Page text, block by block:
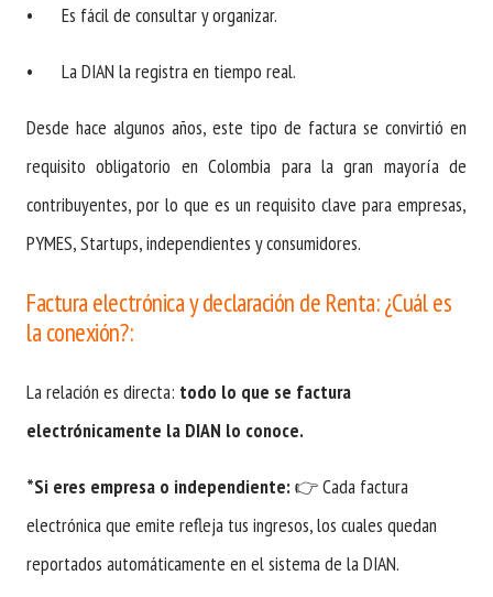
• Es fácil de consultar y organizar.
• La DIAN la registra en tiempo real.
Desde hace algunos años, este tipo de factura se convirtió en
requisito obligatorio en Colombia para la gran mayoría de
contribuyentes, por lo que es un requisito clave para empresas,
PYMES, Startups, independientes y consumidores.
Factura electrónica y declaración de Renta: ¿Cuál es
la conexión?:
La relación es directa: todo lo que se factura
electrónicamente la DIAN lo conoce.
*Si eres empresa o independiente:👉 Cada factura
electrónica que emite refleja tus ingresos, los cuales quedan
reportados automáticamente en el sistema de la DIAN.